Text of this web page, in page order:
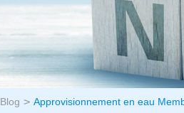
Blog Approvisionnement en eau